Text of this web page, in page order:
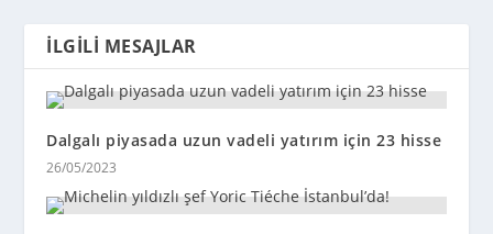
İLGILI MESAJLAR
Dalgalı piyasada uzun vadeli yatırım için 23 hisse
26/05/2023